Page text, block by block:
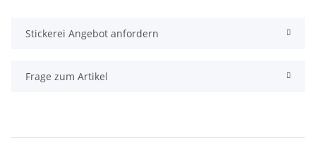
Stickerei Angebot anfordern
Frage zum Artikel